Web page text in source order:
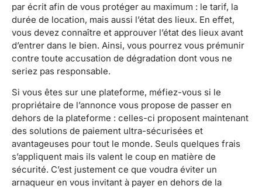
par écrit afin de vous protéger au maximum : le tarif, la
durée de location, mais aussi l’état des lieux. En effet,
vous devez connaître et approuver l’état des lieux avant
d’entrer dans le bien. Ainsi, vous pourrez vous prémunir
contre toute accusation de dégradation dont vous ne
seriez pas responsable.
Si vous êtes sur une plateforme, méfiez-vous si le
propriétaire de l’annonce vous propose de passer en
dehors de la plateforme : celles-ci proposent maintenant
des solutions de paiement ultra-sécurisées et
avantageuses pour tout le monde. Seuls quelques frais
s’appliquent mais ils valent le coup en matière de
sécurité. C’est justement ce que voudra éviter un
arnaqueur en vous invitant à payer en dehors de la